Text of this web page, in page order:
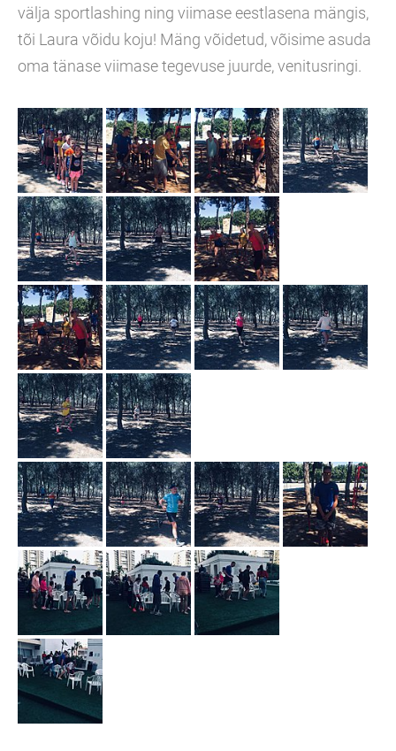
välja sportlashing ning viimase eestlasena mängis,
tõi Laura võidu koju! Mäng võidetud, võisime asuda
oma tänase viimase tegevuse juurde, venitusringi.